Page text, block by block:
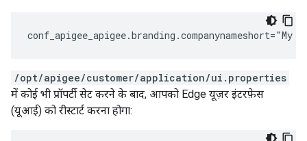
conf_apigee_apigee.branding.companynameshort="My
/opt/apigee/customer/application/ui.properties
में कोई भी प्रॉपर्टी सेट करने के बाद, आपको Edge यूज़र इंटरफ़ेस
(यूआई) को रीस्टार्ट करना होगा: